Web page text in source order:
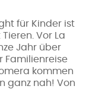
für Kinder ist
Vor La
Jahr über
Familienreise
kommen
ganz nah! Von